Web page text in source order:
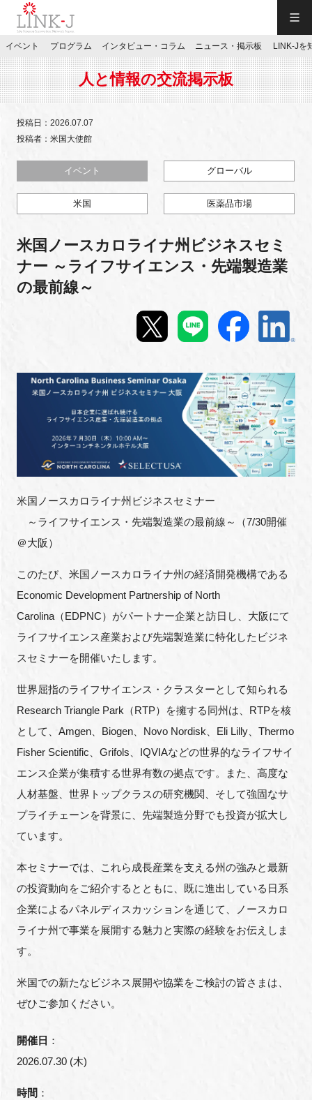
JP／EN
特別会員専用メニュー
お問い合わせ
マイページ
イベント
インタビュー・コラム
LINK-Jを知る
施設・アクセス
FAQ
イベント プログラム インタビュー・コラム ニュース・掲示板 LINK-Jを
人と情報の交流掲示板
投稿日：2026.07.07
投稿者：米国大使館
イベント グローバル
米国 医薬品市場
米国ノースカロライナ州ビジネスセミ
ナー ～ライフサイエンス・先端製造業
の最前線～
米国ノースカロライナ州ビジネスセミナー
～ライフサイエンス・先端製造業の最前線～（7/30開催
＠大阪）
このたび、米国ノースカロライナ州の経済開発機構である
Economic Development Partnership of North
Carolina（EDPNC）がパートナー企業と訪日し、大阪にて
ライフサイエンス産業および先端製造業に特化したビジネ
スセミナーを開催いたします。
世界屈指のライフサイエンス・クラスターとして知られる
Research Triangle Park（RTP）を擁する同州は、RTPを核
として、Amgen、Biogen、Novo Nordisk、Eli Lilly、Thermo
Fisher Scientific、Grifols、IQVIAなどの世界的なライフサイ
エンス企業が集積する世界有数の拠点です。また、高度な
人材基盤、世界トップクラスの研究機関、そして強固なサ
プライチェーンを背景に、先端製造分野でも投資が拡大し
ています。
本セミナーでは、これら成長産業を支える州の強みと最新
の投資動向をご紹介するとともに、既に進出している日系
企業によるパネルディスカッションを通じて、ノースカロ
ライナ州で事業を展開する魅力と実際の経験をお伝えしま
す。
米国での新たなビジネス展開や協業をご検討の皆さまは、
ぜひご参加ください。
開催日 ：
2026.07.30 (木)
時間 ：